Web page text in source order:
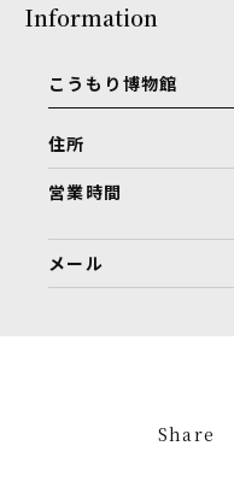
Information
こうもり博物館
住所
営業時間
メール
Share